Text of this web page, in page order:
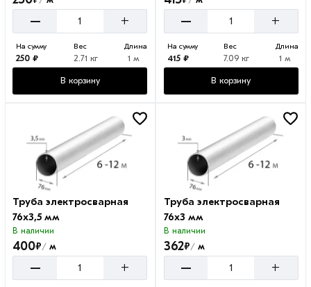
– +
На сумму
250 ₽
Вес
2.71 кг
Длина
1 м
В корзину
– +
На сумму
415 ₽
Вес
7.09 кг
Длина
1 м
В корзину
Труба электросварная
76х3,5 мм
В наличии
400₽/ м
– +
Труба электросварная
76х3 мм
В наличии
362₽/м
– +